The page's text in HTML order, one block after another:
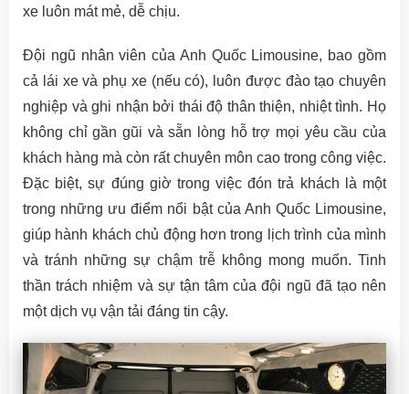
xe luôn mát mẻ, dễ chịu.
Đội ngũ nhân viên của Anh Quốc Limousine, bao gồm
cả lái xe và phụ xe (nếu có), luôn được đào tạo chuyên
nghiệp và ghi nhận bởi thái độ thân thiện, nhiệt tình. Họ
không chỉ gần gũi và sẵn lòng hỗ trợ mọi yêu cầu của
khách hàng mà còn rất chuyên môn cao trong công việc.
Đặc biệt, sự đúng giờ trong việc đón trả khách là một
trong những ưu điểm nổi bật của Anh Quốc Limousine,
giúp hành khách chủ động hơn trong lịch trình của mình
và tránh những sự chậm trễ không mong muốn. Tinh
thần trách nhiệm và sự tận tâm của đội ngũ đã tạo nên
một dịch vụ vận tải đáng tin cậy.